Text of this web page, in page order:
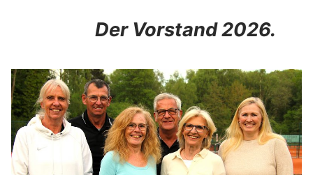
Der Vorstand 2026.